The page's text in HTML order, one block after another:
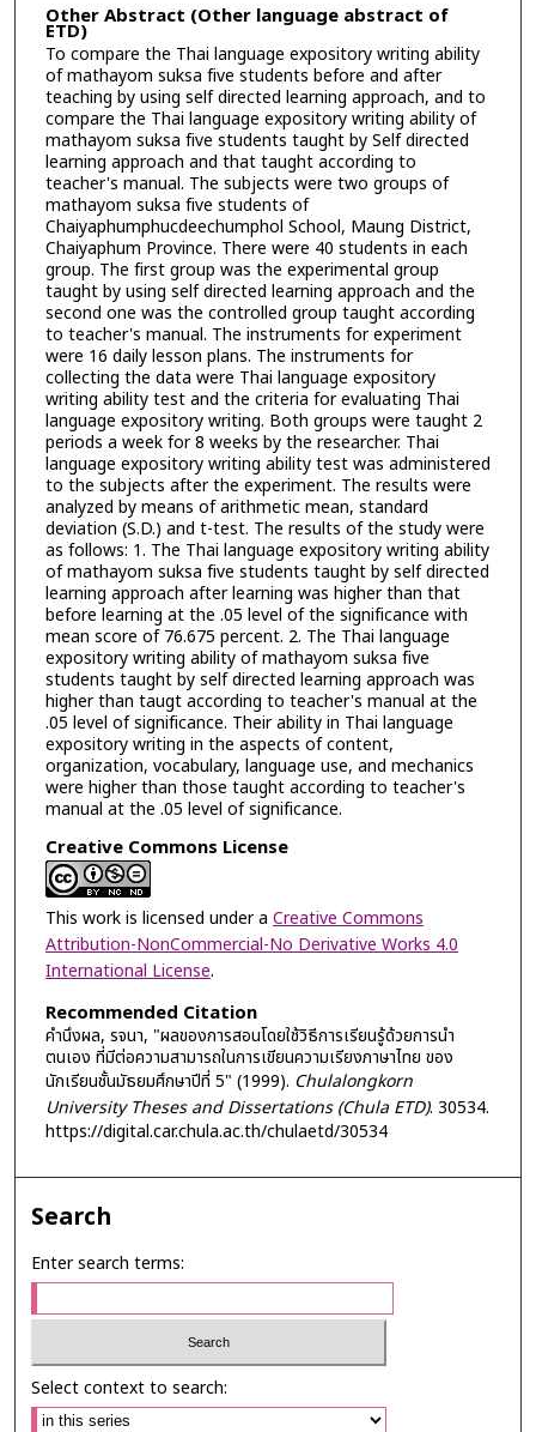
Other Abstract (Other language abstract of
ETD)
To compare the Thai language expository writing ability
of mathayom suksa five students before and after
teaching by using self directed learning approach, and to
compare the Thai language expository writing ability of
mathayom suksa five students taught by Self directed
learning approach and that taught according to
teacher's manual. The subjects were two groups of
mathayom suksa five students of
Chaiyaphumphucdeechumphol School, Maung District,
Chaiyaphum Province. There were 40 students in each
group. The first group was the experimental group
taught by using self directed learning approach and the
second one was the controlled group taught according
to teacher's manual. The instruments for experiment
were 16 daily lesson plans. The instruments for
collecting the data were Thai language expository
writing ability test and the criteria for evaluating Thai
language expository writing. Both groups were taught 2
periods a week for 8 weeks by the researcher. Thai
language expository writing ability test was administered
to the subjects after the experiment. The results were
analyzed by means of arithmetic mean, standard
deviation (S.D.) and t-test. The results of the study were
as follows: 1. The Thai language expository writing ability
of mathayom suksa five students taught by self directed
learning approach after learning was higher than that
before learning at the .05 level of the significance with
mean score of 76.675 percent. 2. The Thai language
expository writing ability of mathayom suksa five
students taught by self directed learning approach was
higher than taugt according to teacher's manual at the
.05 level of significance. Their ability in Thai language
expository writing in the aspects of content,
organization, vocabulary, language use, and mechanics
were higher than those taught according to teacher's
manual at the .05 level of significance.
Creative Commons License
This work is licensed under a Creative Commons
Attribution-NonCommercial-No Derivative Works 4.0
International License.
Recommended Citation
คำนึงผล, รจนา, "ผลของการสอนโดยใช้วิธีการเรียนรู้ด้วยการนำ
ตนเอง ที่มีต่อความสามารถในการเขียนความเรียงภาษาไทย ของ
นักเรียนชั้นมัธยมศึกษาปีที่ 5" (1999). Chulalongkorn
University Theses and Dissertations (Chula ETD). 30534.
https://digital.car.chula.ac.th/chulaetd/30534
Search
Enter search terms:
Select context to search: